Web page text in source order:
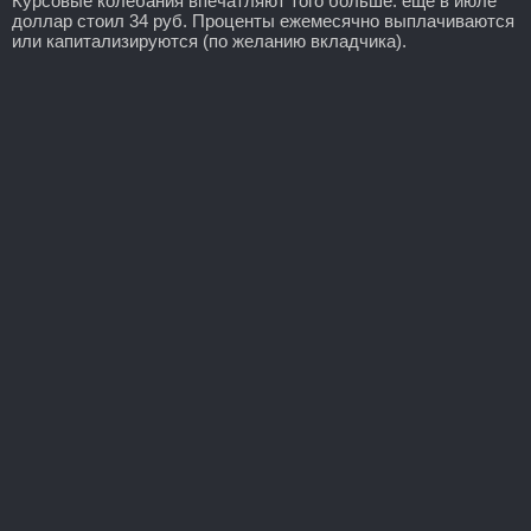
доллар стоил 34 руб. Проценты ежемесячно выплачиваются
или капитализируются (по желанию вкладчика).